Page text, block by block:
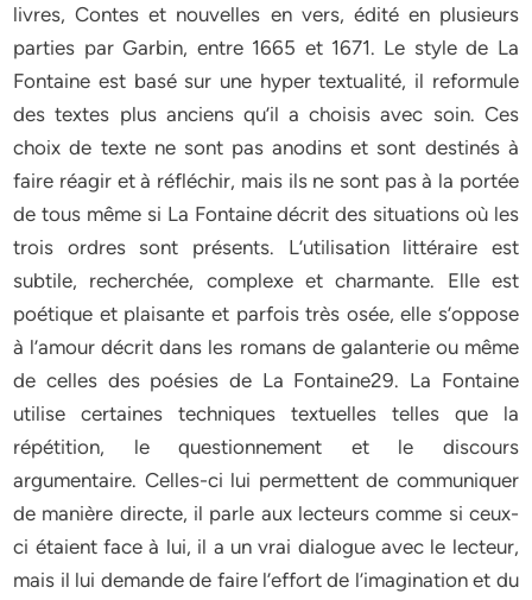
livres, Contes et nouvelles en vers, édité en plusieurs
parties par Garbin, entre 1665 et 1671. Le style de La
Fontaine est basé sur une hyper textualité, il reformule
des textes plus anciens qu’il a choisis avec soin. Ces
choix de texte ne sont pas anodins et sont destinés à
faire réagir et à réfléchir, mais ils ne sont pas à la portée
de tous même si La Fontaine décrit des situations où les
trois ordres sont présents. L’utilisation littéraire est
subtile, recherchée, complexe et charmante. Elle est
poétique et plaisante et parfois très osée, elle s’oppose
à l’amour décrit dans les romans de galanterie ou même
de celles des poésies de La Fontaine29. La Fontaine
utilise certaines techniques textuelles telles que la
répétition, le questionnement et le discours
argumentaire. Celles-ci lui permettent de communiquer
de manière directe, il parle aux lecteurs comme si ceux-
ci étaient face à lui, il a un vrai dialogue avec le lecteur,
mais il lui demande de faire l’effort de l’imagination et du